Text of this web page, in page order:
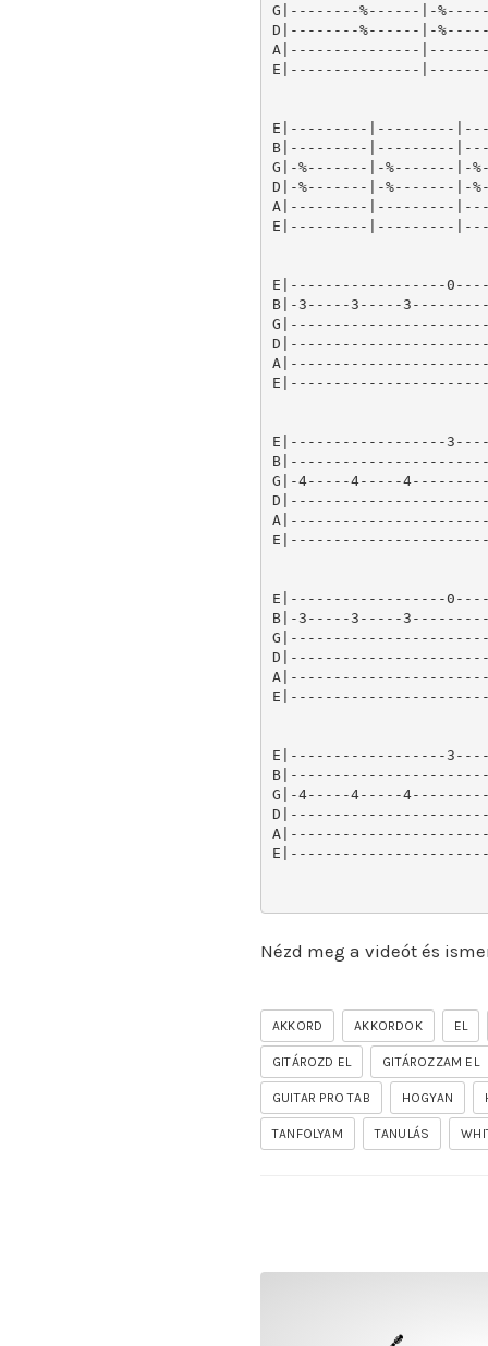
G|--------%------|-
D|--------%------|-
A|---------------
E|---------------
E|---------|---------
B|---------|---------
G|-%-------|-%-------|-
D|-%-------|-%-------
A|---------|---------
E|---------|---------
E|------------------
B|-3-----3-----
E|------------------
G|-4-----4-----
E|------------------
B|-3-----3-----
E|------------------
G|-4-----4-----
Nézd meg a videót és
AKKORD AKKORDOK EL
GITÁROZD EL GITÁROZZAM EL
GUITAR PRO TAB HOGYAN
TANFOLYAM TANULÁS